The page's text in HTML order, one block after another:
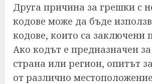
Друга причина за грешки с
кодове може да бъде
кодове, които са заключени
Ако кодът е предназначен
страна или регион, опитът
от различно